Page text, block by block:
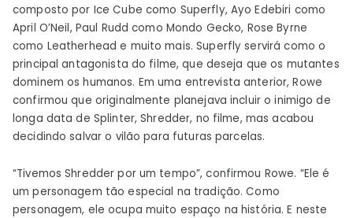
composto por Ice Cube como Superfly, Ayo Edebiri como
April O’Neil, Paul Rudd como Mondo Gecko, Rose Byrne
como Leatherhead e muito mais. Superfly servirá como o
principal antagonista do filme, que deseja que os mutantes
dominem os humanos. Em uma entrevista anterior, Rowe
confirmou que originalmente planejava incluir o inimigo de
longa data de Splinter, Shredder, no filme, mas acabou
decidindo salvar o vilão para futuras parcelas.
“Tivemos Shredder por um tempo”, confirmou Rowe. “Ele é
um personagem tão especial na tradição. Como
personagem, ele ocupa muito espaço na história. E neste